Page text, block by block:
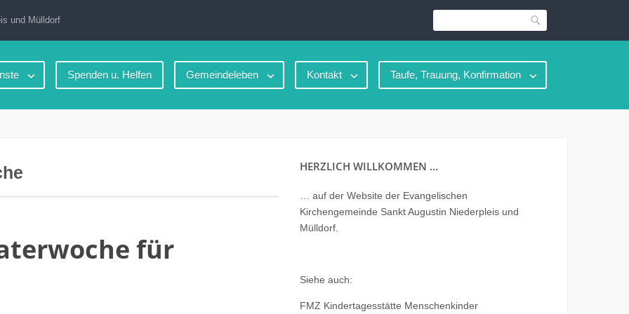
und Mülldorf Suche
Spenden u. Helfen Gemeindeleben Kontakt Taufe, Trauung, Konfirmation
für
HERZLICH WILLKOMMEN …
… auf der Website der Evangelischen
Kirchengemeinde Sankt Augustin Niederpleis und
Mülldorf.
Siehe auch:
FMZ Kindertagesstätte Menschenkinder